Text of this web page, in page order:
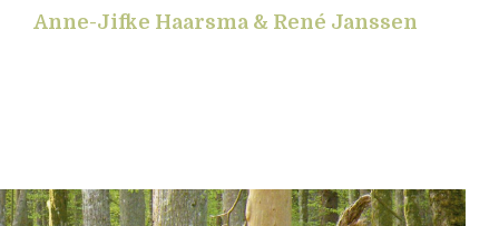
Anne-Jifke Haarsma & René Janssen